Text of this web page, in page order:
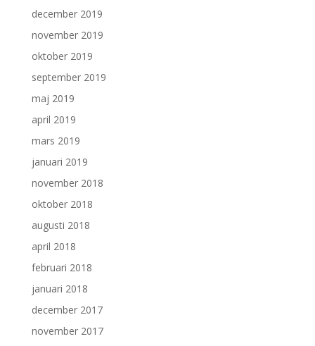
december 2019
november 2019
oktober 2019
september 2019
maj 2019
april 2019
mars 2019
januari 2019
november 2018
oktober 2018
augusti 2018
april 2018
februari 2018
januari 2018
december 2017
november 2017